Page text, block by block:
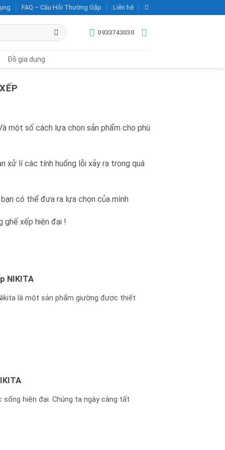
FAQ – Câu Hỏi Thường Gặp Liên hệ
0933743030
Đồ gia dụng
một số cách lựa chọn sản phẩm cho phù
xử lí các tính huống lỗi xảy ra trong quá
có thể đưa ra lựa chọn của mình
ghế xếp hiện đại !
NIKITA
là một sản phẩm giường được thiết
sống hiện đại. Chúng ta ngày càng tất